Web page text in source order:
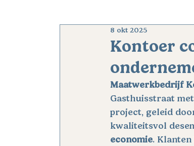
Kontoer
8 okt 2025
Maatwerkbedrijf
Gasthuisstraat
project, geleid
kwaliteitsvol
economie.